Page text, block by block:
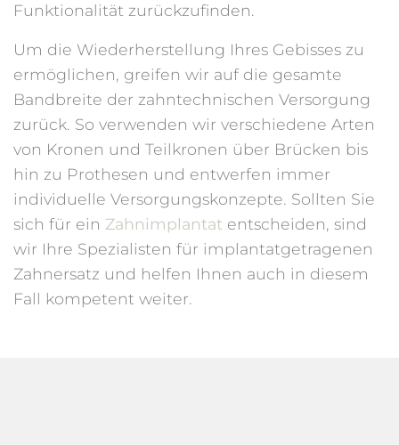
Funktionalität zurückzufinden.
Um die Wiederherstellung Ihres Gebisses zu
ermöglichen, greifen wir auf die gesamte
Bandbreite der zahntechnischen Versorgung
zurück. So verwenden wir verschiedene Arten
von Kronen und Teilkronen über Brücken bis
hin zu Prothesen und entwerfen immer
individuelle Versorgungskonzepte. Sollten Sie
sich für ein Zahnimplantat entscheiden, sind
wir Ihre Spezialisten für implantatgetragenen
Zahnersatz und helfen Ihnen auch in diesem
Fall kompetent weiter.